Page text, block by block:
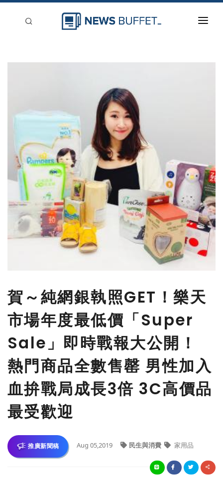
賀～純網銀執照GET！樂天
市場年度最低價「Super
Sale」即時戰報大公開！
熱門商品全數售罄 男性加入
血拚戰局成長3倍 3C高價品
最受歡迎
推廣新聞稿 Aug 05,2019 民生與消費 家用品